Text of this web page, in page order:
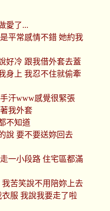
愛了...
平常感情不錯 她約我
好冷 跟我借外套去蓋
身上 我忍不住就偷牽
汗www感覺很緊張
我外套
不知道
說 要不要送妳回去
一小段路 住宅區都滿
苦笑說不用陪妳上去
服 我說我要走了啦